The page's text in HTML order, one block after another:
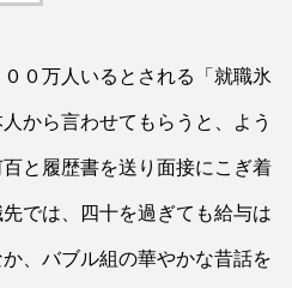
０万人いるとされる「就職氷
から言わせてもらうと、よう
と履歴書を送り面接にこぎ着
では、四十を過ぎても給与は
、バブル組の華やかな昔話を